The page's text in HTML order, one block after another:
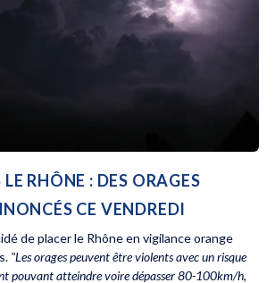
RHÔNE : DES ORAGES
CE VENDREDI
de placer le Rhône en vigilance orange
"Les orages peuvent être violents avec un risque
pouvant atteindre voire dépasser 80-100km/h,